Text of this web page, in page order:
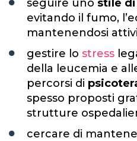
seguire uno stile
evitando il fumo,
mantenendosi
gestire lo stress
della leucemia e
percorsi di
spesso proposti
strutture
cercare di